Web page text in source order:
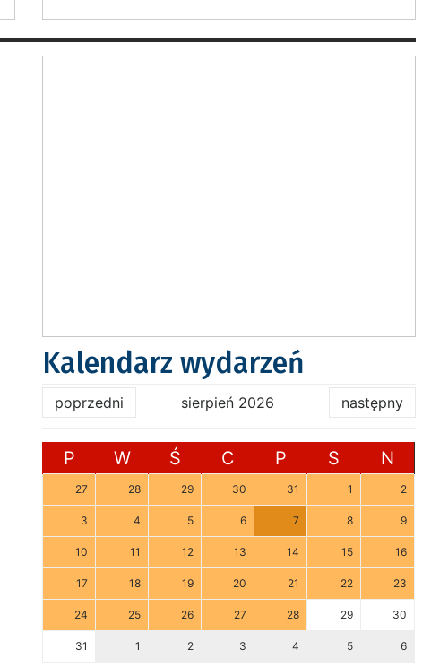
Kalendarz wydarzeń
poprzedni sierpień 2026 następny
P W Ś C P S N
27 28 29 30 31 1 2
3 4 5 6 7 8 9
10 11 12 13 14 15 16
17 18 19 20 21 22 23
24 25 26 27 28 29 30
31 1 2 3 4 5 6